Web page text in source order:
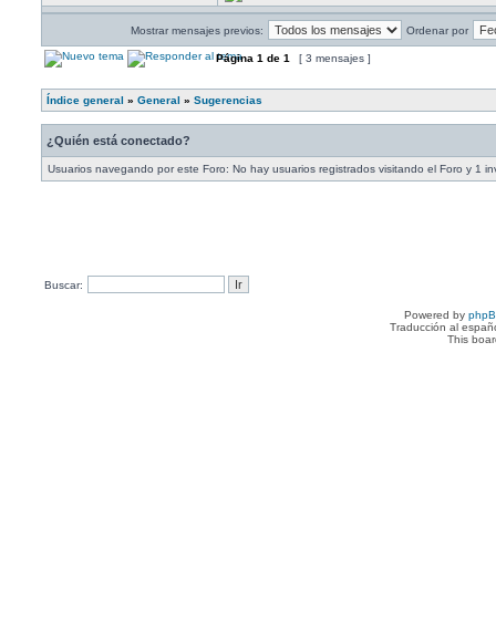
Mostrar mensajes previos: Ordenar por
Página 1 de 1 [ 3 mensajes ]
Índice general » General » Sugerencias
¿Quién está conectado?
Usuarios navegando por este Foro: No hay usuarios registrados visitando el Foro y 1
Buscar:
Powered by
Traducción al
This